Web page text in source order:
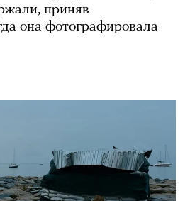
приняв
она фотографировала